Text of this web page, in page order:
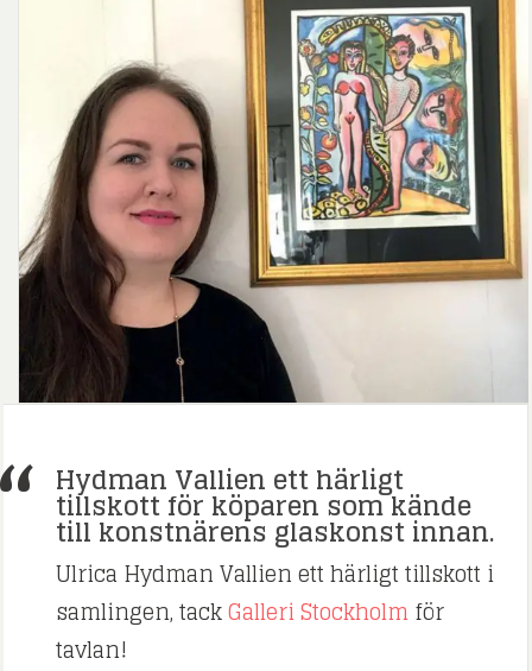
Hydman Vallien ett härligt
tillskott för köparen som kände
till konstnärens glaskonst innan.
Ulrica Hydman Vallien ett härligt tillskott i
samlingen, tackGalleri Stockholm för
tavlan!